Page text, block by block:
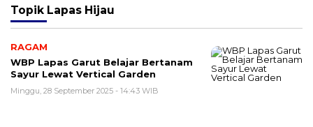
Topik Lapas Hijau
RAGAM
WBP Lapas Garut Belajar Bertanam
Sayur Lewat Vertical Garden
Minggu, 28 September 2025 - 14:43 WIB